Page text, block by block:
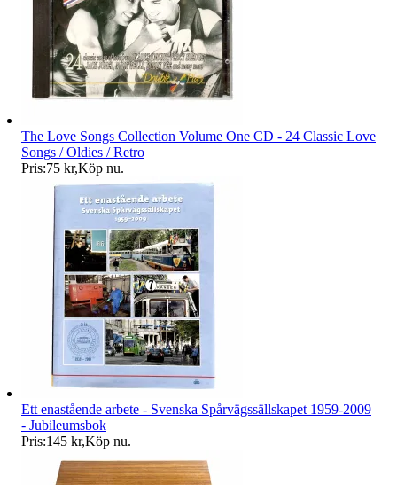
The Love Songs Collection Volume One CD - 24 Classic Love
Songs / Oldies / Retro
Pris:75 kr,Köp nu.
Ett enastående arbete - Svenska Spårvägssällskapet 1959-2009
- Jubileumsbok
Pris:145 kr,Köp nu.